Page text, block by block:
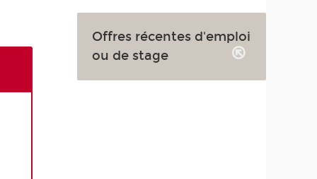
Offres récentes d'emploi
ou de stage